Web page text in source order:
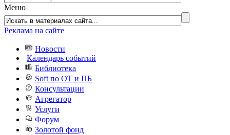
Меню
Реклама на сайте
Новости
Календарь событий
Библиотека
Soft по ОТ и ПБ
Консультации
Агрегатор
Услуги
Форум
Золотой фонд